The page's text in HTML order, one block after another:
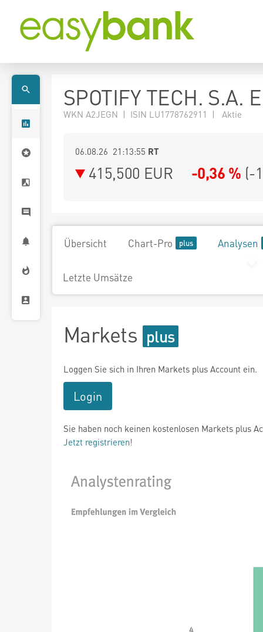
SPOTIFY TECH. S.A.
WKN A2JEGN | ISIN LU1778762911 | Aktie
06.08.26 21:13:55 RT
415,500 EUR -0,36 % (-
Übersicht Chart-Pro Analysen
Letzte Umsätze
Markets
Loggen Sie sich in Ihren Markets plus Account ein.
Login
Sie haben noch keinen kostenlosen Markets plus
Jetzt registrieren!